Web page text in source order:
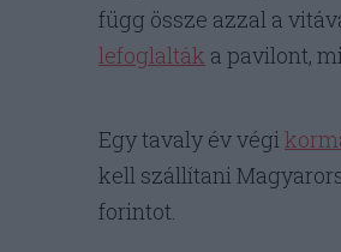
függ össze azzal a
lefoglalták a pavilont,
Egy tavaly év végi
kell szállítani
forintot.